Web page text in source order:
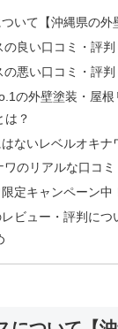
いて【沖縄県の外
良い口コミ・評判
悪い口コミ・評判
の外壁塗装・屋
は？
ないレベルオキナ
ワのリアルな口コミ
定キャンペーン中
ビュー・評判につ